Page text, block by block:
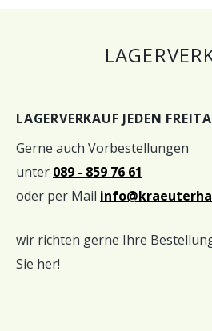
LAGERVERKAUF JEDEN
Gerne auch Vorbestellungen
unter 089 - 859 76 61
oder per Mail
wir richten gerne Ihre
Sie her!